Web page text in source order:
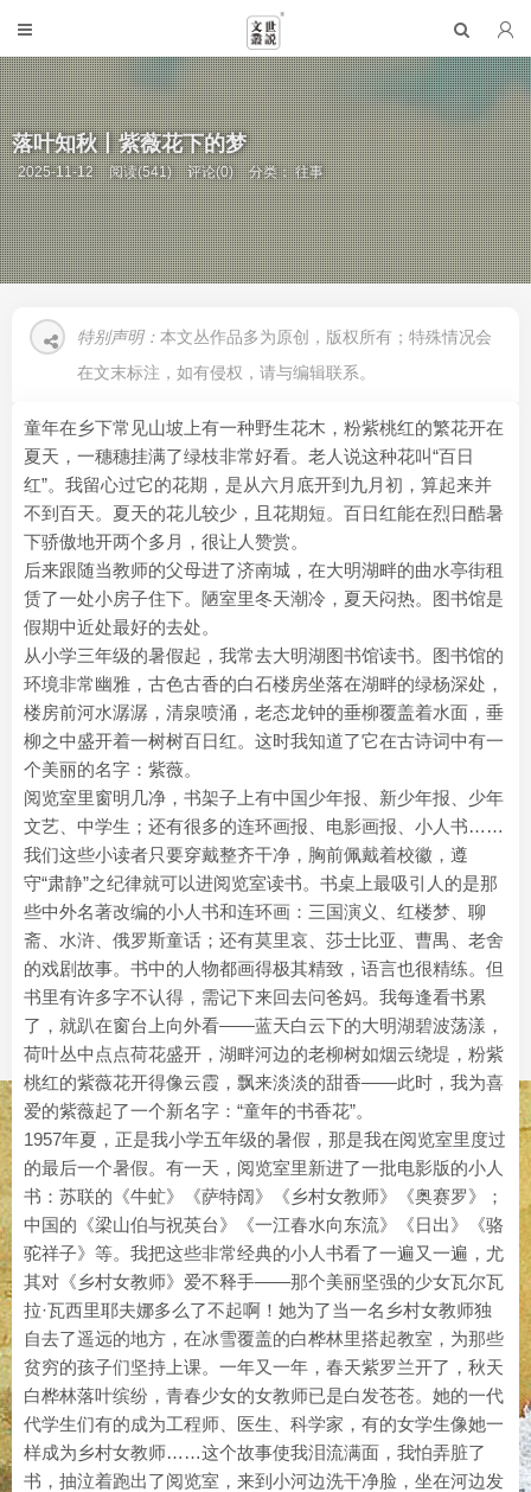
落叶知秋丨紫薇花下的梦
2025-11-12 阅读(541) 评论(0) 分类：往事
特别声明： 本文丛作品多为原创，版权所有；特殊情况会
在文末标注，如有侵权，请与编辑联系。
童年在乡下常见山坡上有一种野生花木，粉紫桃红的繁花开在
夏天，一穗穗挂满了绿枝非常好看。老人说这种花叫“百日
红”。我留心过它的花期，是从六月底开到九月初，算起来并
不到百天。夏天的花儿较少，且花期短。百日红能在烈日酷暑
下骄傲地开两个多月，很让人赞赏。
后来跟随当教师的父母进了济南城，在大明湖畔的曲水亭街租
赁了一处小房子住下。陋室里冬天潮冷，夏天闷热。图书馆是
假期中近处最好的去处。
从小学三年级的暑假起，我常去大明湖图书馆读书。图书馆的
环境非常幽雅，古色古香的白石楼房坐落在湖畔的绿杨深处，
楼房前河水潺潺，清泉喷涌，老态龙钟的垂柳覆盖着水面，垂
柳之中盛开着一树树百日红。这时我知道了它在古诗词中有一
个美丽的名字：紫薇。
阅览室里窗明几净，书架子上有中国少年报、新少年报、少年
文艺、中学生；还有很多的连环画报、电影画报、小人书……
我们这些小读者只要穿戴整齐干净，胸前佩戴着校徽，遵
守“肃静”之纪律就可以进阅览室读书。书桌上最吸引人的是那
些中外名著改编的小人书和连环画：三国演义、红楼梦、聊
斋、水浒、俄罗斯童话；还有莫里哀、莎士比亚、曹禺、老舍
的戏剧故事。书中的人物都画得极其精致，语言也很精练。但
书里有许多字不认得，需记下来回去问爸妈。我每逢看书累
了，就趴在窗台上向外看——蓝天白云下的大明湖碧波荡漾，
荷叶丛中点点荷花盛开，湖畔河边的老柳树如烟云绕堤，粉紫
桃红的紫薇花开得像云霞，飘来淡淡的甜香——此时，我为喜
爱的紫薇起了一个新名字：“童年的书香花”。
1957年夏，正是我小学五年级的暑假，那是我在阅览室里度过
的最后一个暑假。有一天，阅览室里新进了一批电影版的小人
书：苏联的《牛虻》《萨特阔》《乡村女教师》《奥赛罗》；
中国的《梁山伯与祝英台》《一江春水向东流》《日出》《骆
驼祥子》等。我把这些非常经典的小人书看了一遍又一遍，尤
其对《乡村女教师》爱不释手——那个美丽坚强的少女瓦尔瓦
拉·瓦西里耶夫娜多么了不起啊！她为了当一名乡村女教师独
自去了遥远的地方，在冰雪覆盖的白桦林里搭起教室，为那些
贫穷的孩子们坚持上课。一年又一年，春天紫罗兰开了，秋天
白桦林落叶缤纷，青春少女的女教师已是白发苍苍。她的一代
代学生们有的成为工程师、医生、科学家，有的女学生像她一
样成为乡村女教师……这个故事使我泪流满面，我怕弄脏了
书，抽泣着跑出了阅览室，来到小河边洗干净脸，坐在河边发